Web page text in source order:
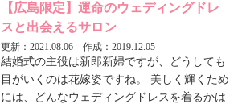
【広島限定】運命のウェディングドレ
スと出会えるサロン
更新：2021.08.06 作成：2019.12.05
結婚式の主役は新郎新婦ですが、どうしても
目がいくのは花嫁姿ですね。 美しく輝くため
には、どんなウェディングドレスを着るかは